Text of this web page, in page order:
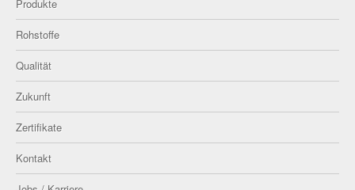
Produkte
Rohstoffe
Qualität
Zukunft
Zertifikate
Kontakt